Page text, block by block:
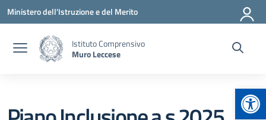
Vai ai contenuti
Vai al menu di navigazione
Vai al footer
Ministero dell'Istruzione e del Merito
Istituto Comprensivo
Muro Leccese